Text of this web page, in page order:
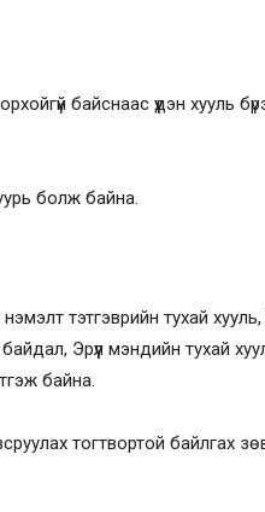
байснаас үүдэн хууль
болж байна.
тэтгэврийн тухай
Эрүүл мэндийн тухай
байна.
тогтвортой байлгах